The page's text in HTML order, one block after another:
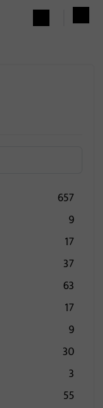
657
9
17
37
63
17
9
30
3
55